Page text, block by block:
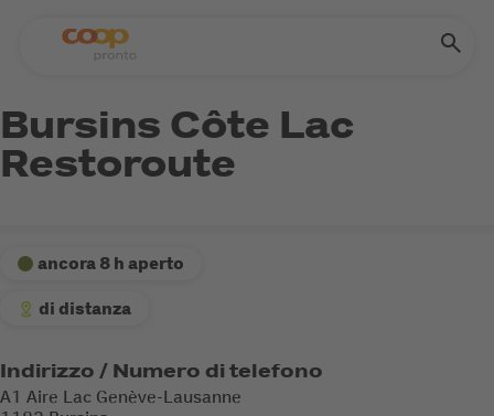
ancora 8 h aperto
Bursins Côte Lac
Restoroute
di distanza
Indirizzo / Numero di telefono
A1 Aire Lac Genève-Lausanne